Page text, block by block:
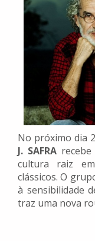
No próximo dia
J. SAFRA
cultura raiz
clássicos. O
à sensibilidade
traz uma nova